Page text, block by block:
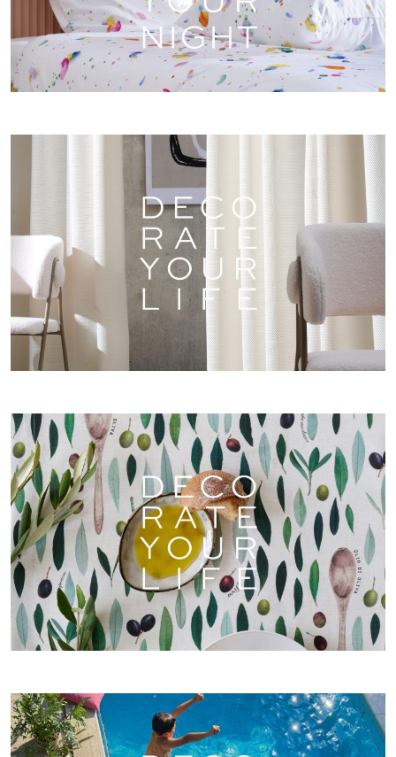
DEKOSTOFFE
TISCHWÄSCHE
FRÜHJAHR/SOMMER